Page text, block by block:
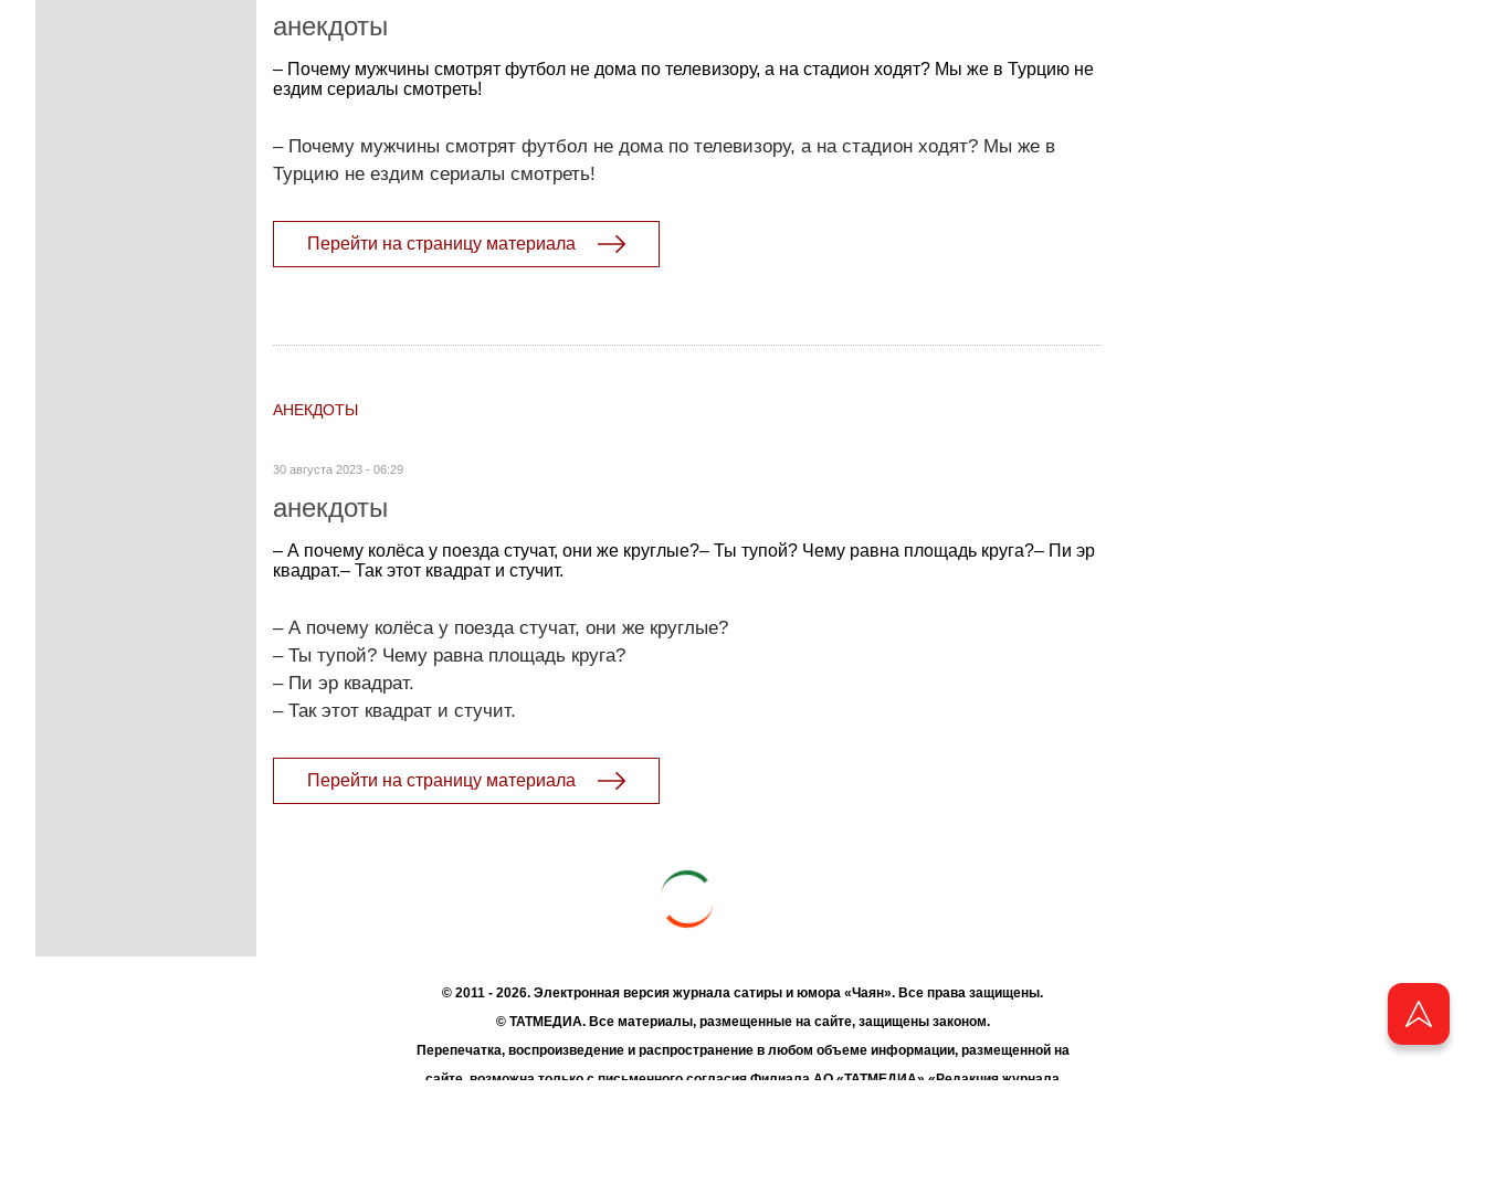
анекдоты
– Почему мужчины смотрят футбол не дома по телевизору, а на стадион ходят? Мы же в Турцию не
ездим сериалы смотреть!
– Почему мужчины смотрят футбол не дома по телевизору, а на стадион ходят? Мы же в
Турцию не ездим сериалы смотреть!
Перейти на страницу материала
АНЕКДОТЫ
30 августа 2023 - 06:29
анекдоты
– А почему колёса у поезда стучат, они же круглые?– Ты тупой? Чему равна площадь круга?– Пи эр
квадрат.– Так этот квадрат и стучит.
– А почему колёса у поезда стучат, они же круглые?
– Ты тупой? Чему равна площадь круга?
– Пи эр квадрат.
– Так этот квадрат и стучит.
Перейти на страницу материала
© 2011 - 2026. Электронная версия журнала сатиры и юмора «Чаян». Все права защищены.
© ТАТМЕДИА. Все материалы, размещенные на сайте, защищены законом.
Перепечатка, воспроизведение и распространение в любом объеме информации, размещенной на
сайте, возможна только с письменного согласия Филиала АО «ТАТМЕДИА» «Редакция журнала